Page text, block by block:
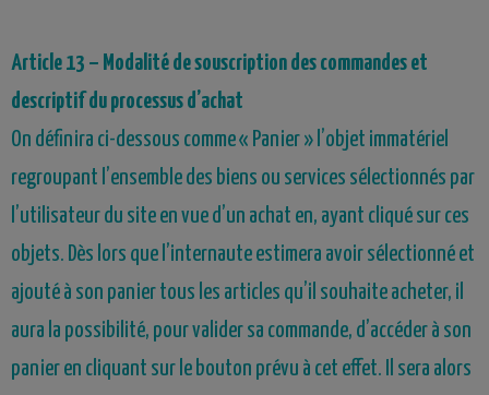
Article 13 – Modalité de souscription des commandes et
descriptif du processus d’achat
On définira ci-dessous comme « Panier » l’objet immatériel
regroupant l’ensemble des biens ou services sélectionnés par
l’utilisateur du site en vue d’un achat en, ayant cliqué sur ces
objets. Dès lors que l’internaute estimera avoir sélectionné et
ajouté à son panier tous les articles qu’il souhaite acheter, il
aura la possibilité, pour valider sa commande, d’accéder à son
panier en cliquant sur le bouton prévu à cet effet. Il sera alors